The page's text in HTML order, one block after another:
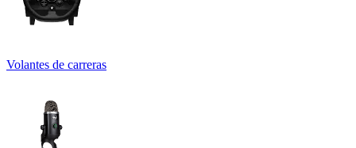
Volantes de carreras